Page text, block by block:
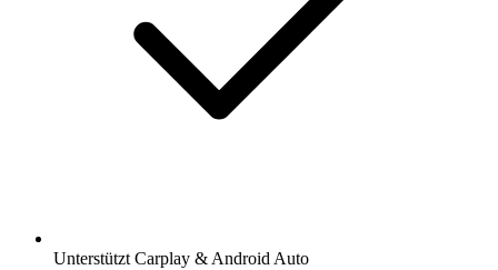
Unterstützt Carplay & Android Auto